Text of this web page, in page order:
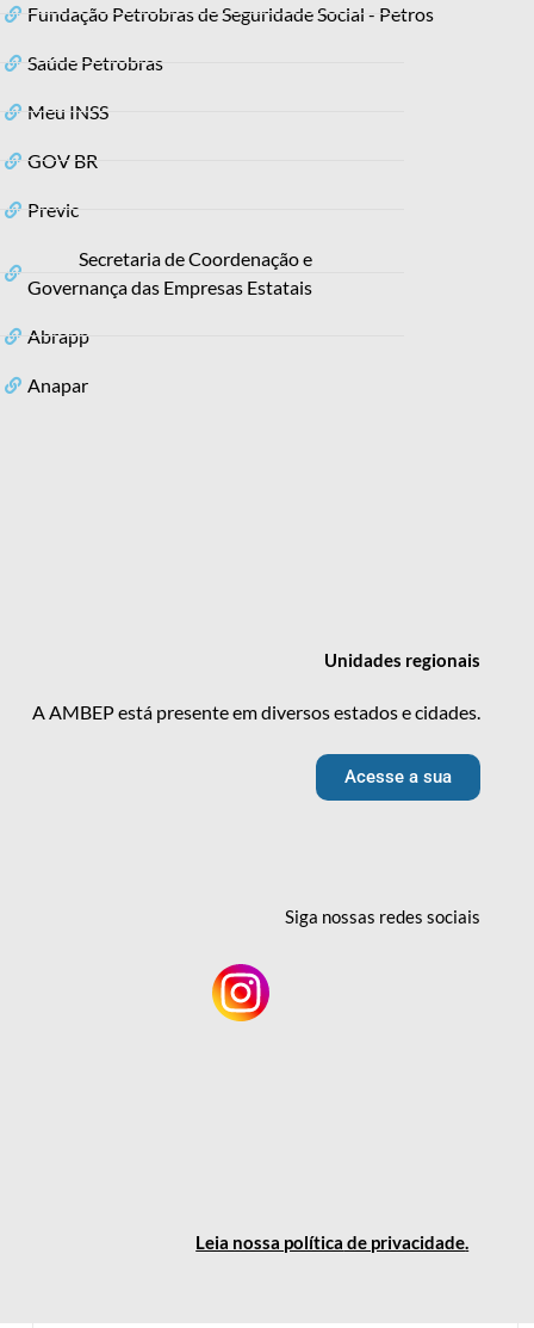
Fundação Petrobras de Seguridade Social - Petros
Saúde Petrobras
Meu INSS
GOV BR
Previc
Secretaria de Coordenação e
Governança das Empresas Estatais
Abrapp
Anapar
Unidades regionais
A AMBEP está presente em diversos estados e cidades.
Acesse a sua
Siga nossas redessociais
Leia nossa política de privacidade.